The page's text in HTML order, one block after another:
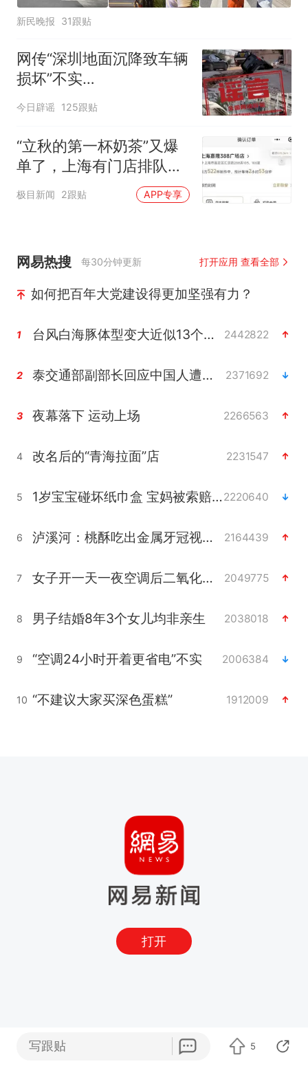
新民晚报 31跟贴
网传“深圳地面沉降致车辆
损坏”不实
（2026·08·06）
今日辟谣 125跟贴
“立秋的第一杯奶茶”又爆
单了，上海有门店排队超
500杯，店员：今天奶茶
店都很忙，要等2个多小
极目新闻 2跟贴 APP专享
网易热搜 每30分钟更新 打开应用 查看全部
如何把百年大党建设得更加坚强有力？
1 台风白海豚体型变大近似13个浙江面积 2442822
2 泰交通部副部长回应中国人遭歧视手势 2371692
3 夜幕落下 运动上场 2266563
4 改名后的“青海拉面”店 2231547
5 1岁宝宝碰坏纸巾盒 宝妈被索赔924元2220640
6 泸溪河：桃酥吃出金属牙冠视频不实 2164439
7 女子开一天一夜空调后二氧化碳中毒 2049775
8 男子结婚8年3个女儿均非亲生 2038018
9 “空调24小时开着更省电”不实 2006384
10 “不建议大家买深色蛋糕” 1912009
打开
写跟贴 5